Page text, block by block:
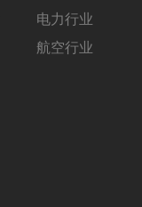
电力行业
航空行业